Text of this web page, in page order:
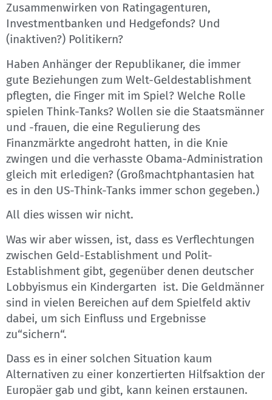
Zusammenwirken von Ratingagenturen,
Investmentbanken und Hedgefonds? Und
(inaktiven?) Politikern?
Haben Anhänger der Republikaner, die immer
gute Beziehungen zum Welt-Geldestablishment
pflegten, die Finger mit im Spiel? Welche Rolle
spielen Think-Tanks? Wollen sie die Staatsmänner
und -frauen, die eine Regulierung des
Finanzmärkte angedroht hatten, in die Knie
zwingen und die verhasste Obama-Administration
gleich mit erledigen? (Großmachtphantasien hat
es in den US-Think-Tanks immer schon gegeben.)
All dies wissen wir nicht.
Was wir aber wissen, ist, dass es Verflechtungen
zwischen Geld-Establishment und Polit-
Establishment gibt, gegenüber denen deutscher
Lobbyismus ein Kindergarten ist. Die Geldmänner
sind in vielen Bereichen auf dem Spielfeld aktiv
dabei, um sich Einfluss und Ergebnisse
zu“sichern“.
Dass es in einer solchen Situation kaum
Alternativen zu einer konzertierten Hilfsaktion der
Europäer gab und gibt, kann keinen erstaunen.